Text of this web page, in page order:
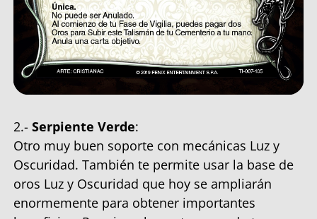
2.- Serpiente Verde:
Otro muy buen soporte con mecánicas Luz y
Oscuridad. También te permite usar la base de
oros Luz y Oscuridad que hoy se ampliarán
enormemente para obtener importantes